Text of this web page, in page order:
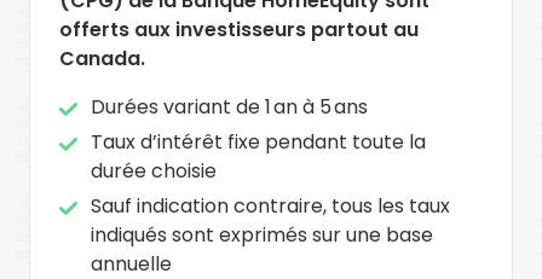
offerts aux investisseurs partout au
Canada.
Durées variant de 1 an à 5 ans
Taux d’intérêt fixe pendant toute la
durée choisie
Sauf indication contraire, tous les taux
indiqués sont exprimés sur une base
annuelle